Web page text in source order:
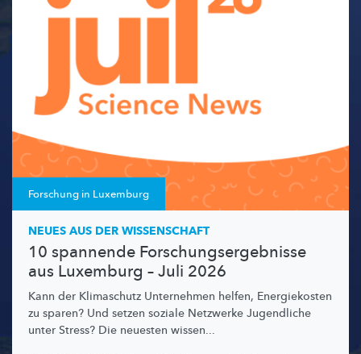
Forschung in Luxemburg
NEUES AUS DER WISSENSCHAFT
10 spannende Forschungsergebnisse
aus Luxemburg – Juli 2026
Kann der Klimaschutz Unternehmen helfen, Energiekosten
zu sparen? Und setzen soziale Netzwerke Jugendliche
unter Stress? Die neuesten wissen...